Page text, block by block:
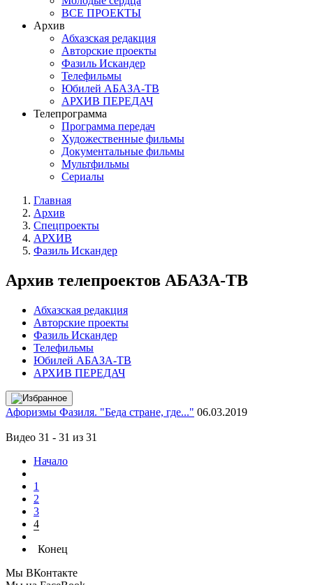
ВСЕ ПРОЕКТЫ
Архив
Абхазская редакция
Авторские проекты
Фазиль Искандер
Телефильмы
Юбилей АБАЗА-ТВ
АРХИВ ПЕРЕДАЧ
Телепрограмма
Программа передач
Художественные фильмы
Документальные фильмы
Мультфильмы
Сериалы
Главная
Архив
Спецпроекты
АРХИВ
Фазиль Искандер
Архив телепроектов АБАЗА-ТВ
Абхазская редакция
Авторские проекты
Фазиль Искандер
Телефильмы
Юбилей АБАЗА-ТВ
АРХИВ ПЕРЕДАЧ
Афоризмы Фазиля. "Беда стране, где..." 06.03.2019
Видео 31 - 31 из 31
Начало
1
2
3
4
Конец
Мы ВКонтакте